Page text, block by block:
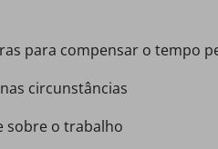
para compensar o tempo
circunstâncias
sobre o trabalho